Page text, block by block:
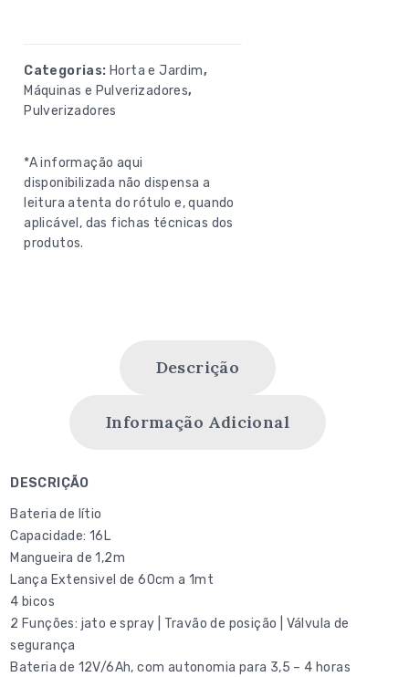
Categorias: Horta e Jardim,
Máquinas e Pulverizadores,
Pulverizadores
*A informação aqui
disponibilizada não dispensa a
leitura atenta do rótulo e, quando
aplicável, das fichas técnicas dos
produtos.
Descrição
Informação Adicional
DESCRIÇÃO
Bateria de lítio
Capacidade: 16L
Mangueira de 1,2m
Lança Extensivel de 60cm a 1mt
4 bicos
2 Funções: jato e spray | Travão de posição | Válvula de
segurança
Bateria de 12V/6Ah, com autonomia para 3,5 – 4 horas